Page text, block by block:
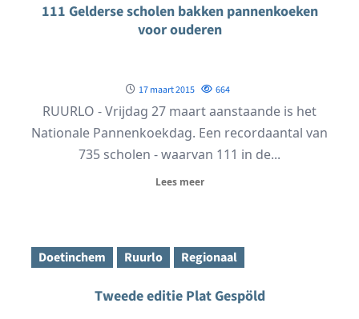
111 Gelderse scholen bakken pannenkoeken
voor ouderen
17 maart 2015 664
RUURLO - Vrijdag 27 maart aanstaande is het
Nationale Pannenkoekdag. Een recordaantal van
735 scholen - waarvan 111 in de...
Lees meer
Doetinchem Ruurlo Regionaal
Tweede editie Plat Gespöld